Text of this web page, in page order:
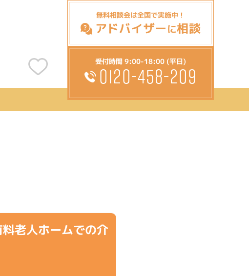
無料相談会は全国で実施中！
アドバイザーに相談
受付時間 9:00-18:00 (平日)
0120-458-209
老人ホームでの介